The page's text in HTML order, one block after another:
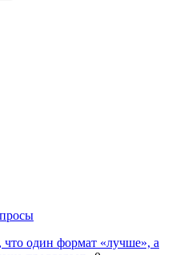
что один формат «лучше», а